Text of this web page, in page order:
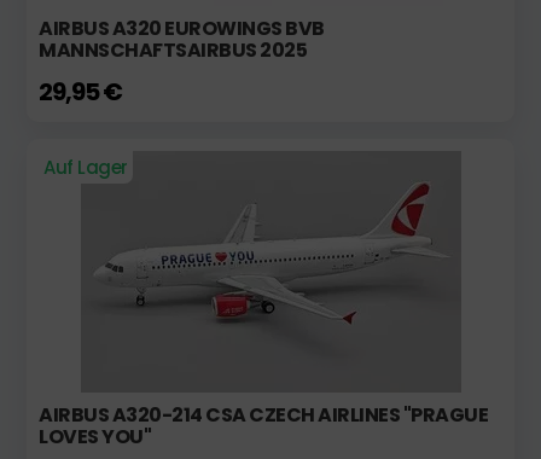
AIRBUS A320 EUROWINGS BVB
MANNSCHAFTSAIRBUS 2025
29,95 €
Auf Lager
AIRBUS A320-214 CSA CZECH AIRLINES "PRAGUE
LOVES YOU"